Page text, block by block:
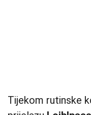
Tijekom rutinske